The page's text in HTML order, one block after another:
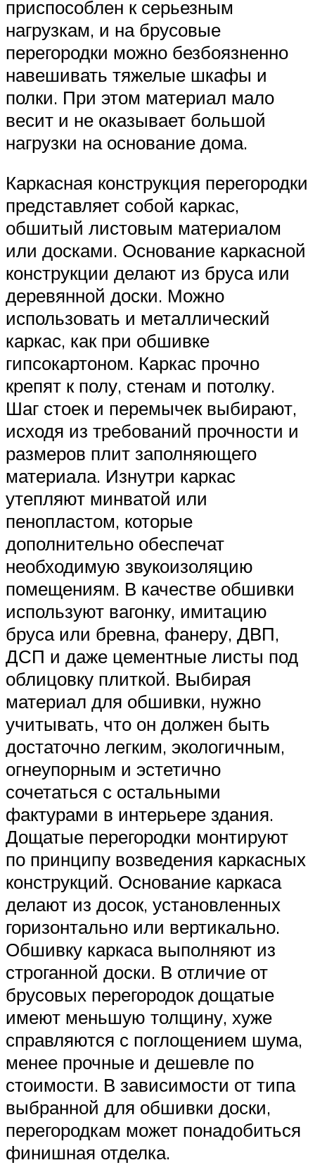
приспособлен к серьезным
нагрузкам, и на брусовые
перегородки можно безбоязненно
навешивать тяжелые шкафы и
полки. При этом материал мало
весит и не оказывает большой
нагрузки на основание дома.
Каркасная конструкция перегородки
представляет собой каркас,
обшитый листовым материалом
или досками. Основание каркасной
конструкции делают из бруса или
деревянной доски. Можно
использовать и металлический
каркас, как при обшивке
гипсокартоном. Каркас прочно
крепят к полу, стенам и потолку.
Шаг стоек и перемычек выбирают,
исходя из требований прочности и
размеров плит заполняющего
материала. Изнутри каркас
утепляют минватой или
пенопластом, которые
дополнительно обеспечат
необходимую звукоизоляцию
помещениям. В качестве обшивки
используют вагонку, имитацию
бруса или бревна, фанеру, ДВП,
ДСП и даже цементные листы под
облицовку плиткой. Выбирая
материал для обшивки, нужно
учитывать, что он должен быть
достаточно легким, экологичным,
огнеупорным и эстетично
сочетаться с остальными
фактурами в интерьере здания.
Дощатые перегородки монтируют
по принципу возведения каркасных
конструкций. Основание каркаса
делают из досок, установленных
горизонтально или вертикально.
Обшивку каркаса выполняют из
строганной доски. В отличие от
брусовых перегородок дощатые
имеют меньшую толщину, хуже
справляются с поглощением шума,
менее прочные и дешевле по
стоимости. В зависимости от типа
выбранной для обшивки доски,
перегородкам может понадобиться
финишная отделка.